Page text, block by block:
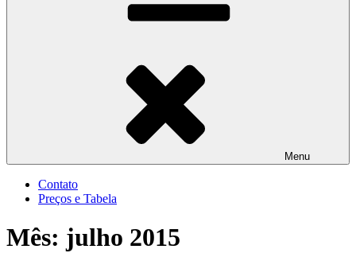
Menu
Contato
Preços e Tabela
Mês: julho 2015